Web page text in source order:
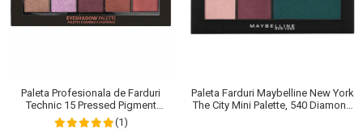
Paleta Profesionala de Farduri
Technic 15 Pressed Pigment
Palette, Peanut Butter & Jelly, 15
(1)
Paleta Farduri Maybelline New York
The City Mini Palette, 540 Diamond